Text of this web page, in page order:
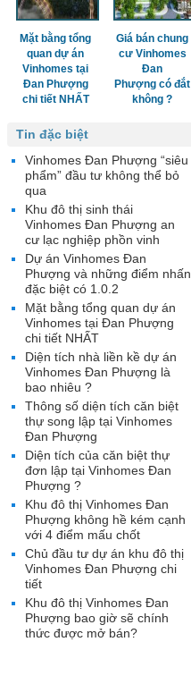
Mặt bằng tổng
quan dự án
Vinhomes tại
Đan Phượng
chi tiết NHẤT
Giá bán chung
cư Vinhomes
Đan
Phượng có đắt
không ?
Tin đặc biệt
Vinhomes Đan Phượng “siêu
phẩm” đầu tư không thể bỏ
qua
Khu đô thị sinh thái
Vinhomes Đan Phượng an
cư lạc nghiệp phồn vinh
Dự án Vinhomes Đan
Phượng và những điểm nhấn
đặc biệt có 1.0.2
Mặt bằng tổng quan dự án
Vinhomes tại Đan Phượng
chi tiết NHẤT
Diện tích nhà liền kề dự án
Vinhomes Đan Phượng là
bao nhiêu ?
Thông số diện tích căn biệt
thự song lập tại Vinhomes
Đan Phượng
Diện tích của căn biệt thự
đơn lập tại Vinhomes Đan
Phượng ?
Khu đô thị Vinhomes Đan
Phượng không hề kém cạnh
với 4 điểm mấu chốt
Chủ đầu tư dự án khu đô thị
Vinhomes Đan Phượng chi
tiết
Khu đô thị Vinhomes Đan
Phượng bao giờ sẽ chính
thức được mở bán?